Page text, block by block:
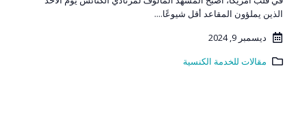
الذين يملؤون المقاعد أقل شيوعًا....
ديسمبر 9, 2024
مقالات للخدمة الكنسية